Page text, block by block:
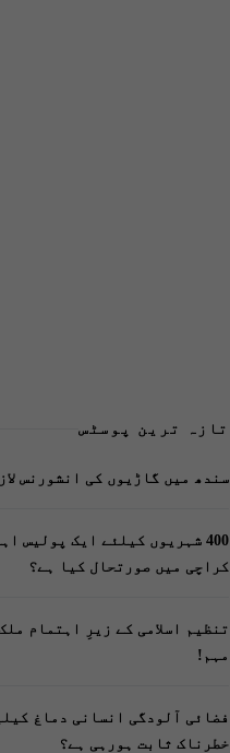
تازہ ترین پوسٹس
سندھ میں گاڑیوں کی انشورنس
400 شہریوں کیلئے ایک پولیس
کراچی میں صورتحال کیا ہے؟
تنظیم اسلامی کے زیرِ اہتمام
مہم!
فضائی آلودگی انسانی دماغ
خطرناک ثابت ہورہی ہے؟